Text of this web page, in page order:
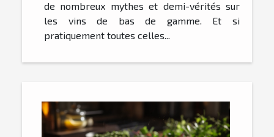
de nombreux mythes et demi-vérités sur
les vins de bas de gamme. Et si
pratiquement toutes celles...